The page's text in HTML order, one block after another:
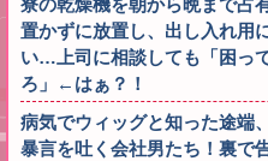
寮の乾燥機を朝から晩まで占
置かずに放置し、出し入れ用
い…上司に相談しても「困っ
ろ」←はぁ？！
病気でウィッグと知った途端
暴言を吐く会社男たち！裏で